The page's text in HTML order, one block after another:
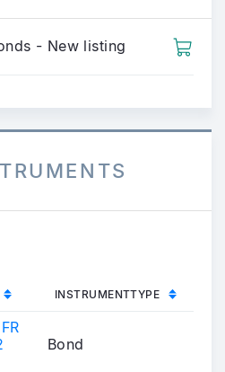
- New listing
INSTRUMENTTYPE
Bond